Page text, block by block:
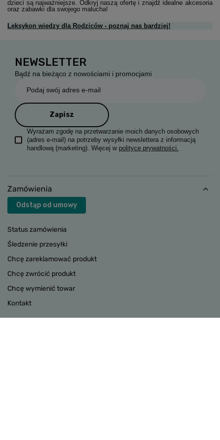
dzieci są najważniejsze. Odkryj naszą ofertę i znajdź idealne akcesoria
oraz zabawki dla swojego malucha!
Leksykon wiedzy dla Rodziców - poznaj nas bardziej!
NEWSLETTER
Bądź na bieżąco z nowościami i promocjami
Podaj swój adres e-mail
Zapisz
Wyrażam zgodę na przetwarzanie moich danych osobowych
(adres e-mail) na potrzeby wysyłki newslettera z informacją
handlową (marketing). Więcej w polityce prywatności.
Zamówienia
Odstąp od umowy
Status zamówienia
Śledzenie przesyłki
Chcę zareklamować produkt
Chcę zwrócić produkt
Chcę wymienić towar
Kontakt